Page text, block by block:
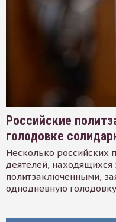
Российские
голодовке
Несколько российских
деятелей,
политзаключенными,
однодневную голодовку